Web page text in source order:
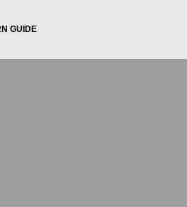
GUIDE